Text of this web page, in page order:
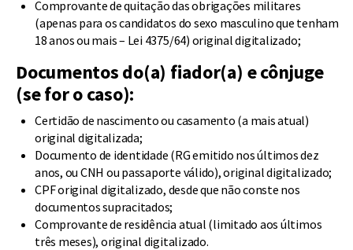
Comprovante de quitação das obrigações militares
(apenas para os candidatos do sexo masculino que tenham
18 anos ou mais – Lei 4375/64) original digitalizado;
Documentos do(a) fiador(a) e cônjuge
(se for o caso):
Certidão de nascimento ou casamento (a mais atual)
original digitalizada;
Documento de identidade (RG emitido nos últimos dez
anos, ou CNH ou passaporte válido), original digitalizado;
CPF original digitalizado, desde que não conste nos
documentos supracitados;
Comprovante de residência atual (limitado aos últimos
três meses), original digitalizado.